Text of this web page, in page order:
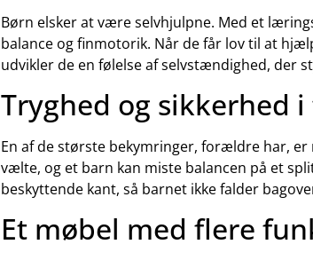
Børn elsker at være selvhjulpne. Med et
balance og finmotorik. Når de får lov til at
udvikler de en følelse af selvstændighed, der
Tryghed og sikkerhed
En af de største bekymringer, forældre har,
vælte, og et barn kan miste balancen på et
beskyttende kant, så barnet ikke falder
Et møbel med flere